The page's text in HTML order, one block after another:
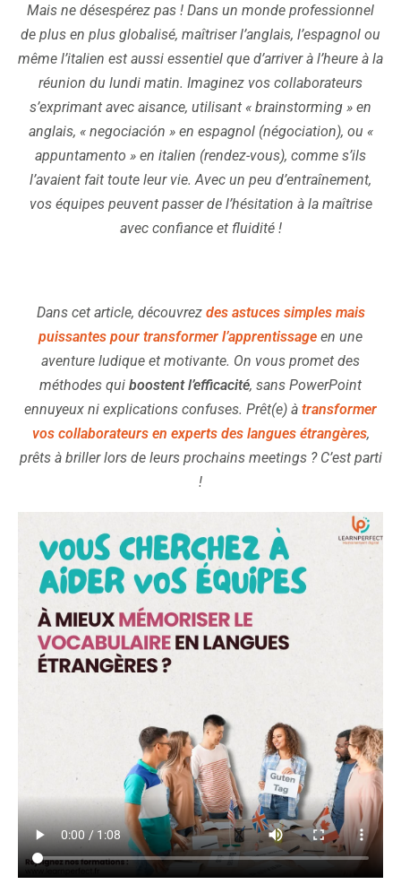
Mais ne désespérez pas ! Dans un monde professionnel
de plus en plus globalisé, maîtriser l’anglais, l’espagnol ou
même l’italien est aussi essentiel que d’arriver à l’heure à la
réunion du lundi matin. Imaginez vos collaborateurs
s’exprimant avec aisance, utilisant « brainstorming » en
anglais, « negociación » en espagnol (négociation), ou «
appuntamento » en italien (rendez-vous), comme s’ils
l’avaient fait toute leur vie. Avec un peu d’entraînement,
vos équipes peuvent passer de l’hésitation à la maîtrise
avec confiance et fluidité !
Dans cet article, découvrez des astuces simples mais
puissantes pour transformer l’apprentissage en une
aventure ludique et motivante. On vous promet des
méthodes qui boostent l’efficacité, sans PowerPoint
ennuyeux ni explications confuses. Prêt(e) à transformer
vos collaborateurs en experts des langues étrangères,
prêts à briller lors de leurs prochains meetings ? C’est parti
!